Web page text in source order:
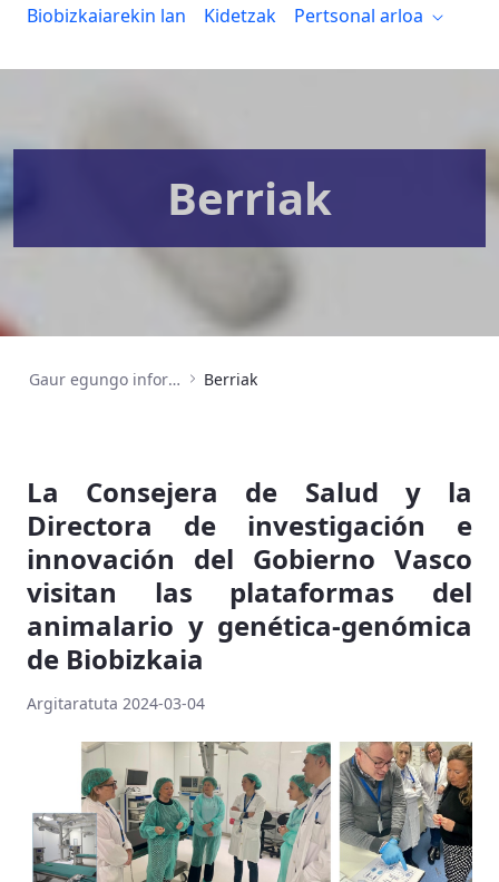
Biobizkaiarekin lan
Kidetzak Pertsonal arloa
Berriak
Gaur egungo informazioa Berriak
La Consejera de Salud y la
Directora de investigación e
innovación del Gobierno Vasco
visitan las plataformas del
animalario y genética-genómica
de Biobizkaia
Argitaratuta 2024-03-04